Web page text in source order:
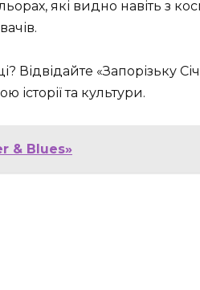
які видно навіть з
Відвідайте «Запорізьку
та культури.
& Blues»